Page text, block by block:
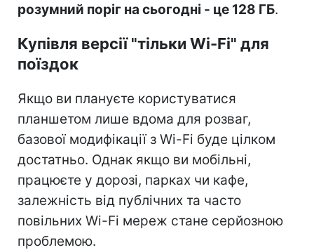
розумний поріг на сьогодні - це 128 ГБ.
Купівля версії "тільки Wi-Fi" для
поїздок
Якщо ви плануєте користуватися
планшетом лише вдома для розваг,
базової модифікації з Wi-Fi буде цілком
достатньо. Однак якщо ви мобільні,
працюєте у дорозі, парках чи кафе,
залежність від публічних та часто
повільних Wi-Fi мереж стане серйозною
проблемою.